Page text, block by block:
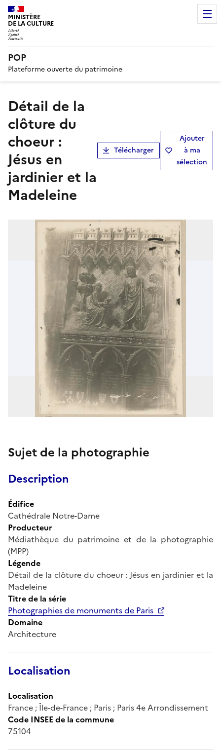
MINISTÈRE
DE LA CULTURE
POP
Plateforme ouverte du patrimoine
Détail de la
clôture du
choeur :
Jésus en
jardinier et la
Madeleine
Télécharger
Ajouter
à ma
sélection
Sujet de la photographie
Description
Édifice
Cathédrale Notre-Dame
Producteur
Médiathèque du patrimoine et de la photographie
(MPP)
Légende
Détail de la clôture du choeur : Jésus en jardinier et la
Madeleine
Titre de la série
Photographies de monuments de Paris
Domaine
Architecture
Localisation
Localisation
France ; Île-de-France ; Paris ; Paris 4e Arrondissement
Code INSEE de la commune
75104